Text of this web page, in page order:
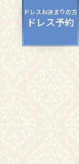
ドレスお決まりの方
ドレス予約